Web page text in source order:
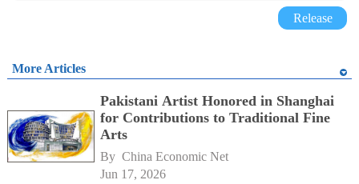
Release
More Articles
Pakistani Artist Honored in Shanghai
for Contributions to Traditional Fine
Arts
By China Economic Net
Jun 17, 2026